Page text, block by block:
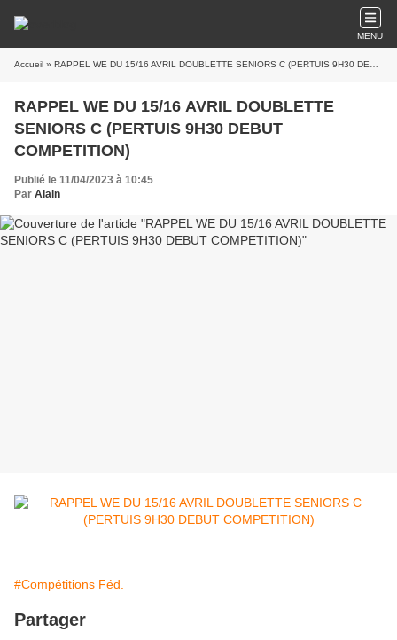
MENU
Accueil » RAPPEL WE DU 15/16 AVRIL DOUBLETTE SENIORS C (PERTUIS 9H30 DEBUT COMPETITION)
RAPPEL WE DU 15/16 AVRIL DOUBLETTE
SENIORS C (PERTUIS 9H30 DEBUT
COMPETITION)
Publié le 11/04/2023 à 10:45
Par Alain
#Compétitions Féd.
Partager